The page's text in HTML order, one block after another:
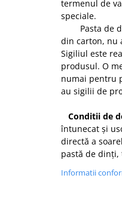
termenul de
speciale.
Pasta de
din carton, nu
Sigiliul este
produsul. O
numai pentru
au sigilii de
Conditii de
întunecat și
directă a
pastă de
Informatii